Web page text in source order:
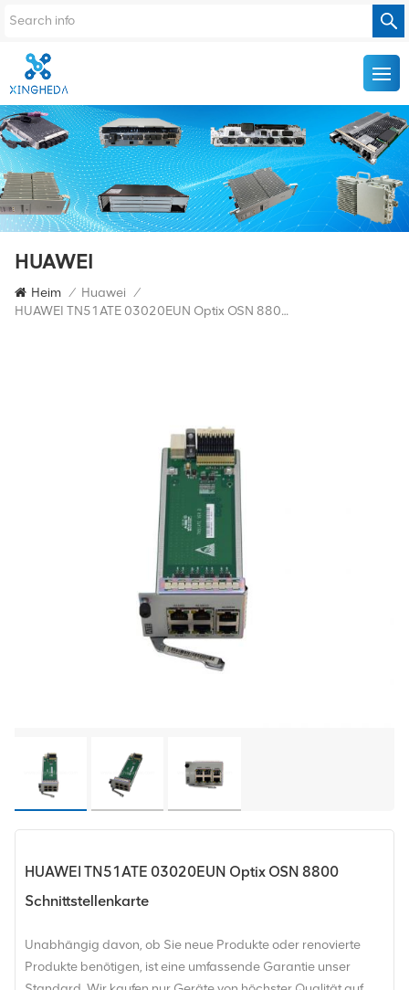
HUAWEI
Heim / Huawei /
HUAWEI TN51ATE 03020EUN Optix OSN 8800 Schnittstellenkarte
HUAWEI TN51ATE 03020EUN Optix OSN 8800
Schnittstellenkarte
Unabhängig davon, ob Sie neue Produkte oder renovierte
Produkte benötigen, ist eine umfassende Garantie unser